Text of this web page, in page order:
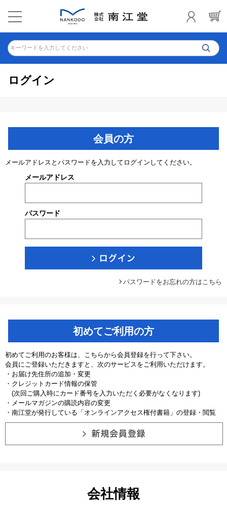
キーワードを入力してください
ログイン
会員の方
メールアドレスとパスワードを入力してログインしてください。
メールアドレス
パスワード
パスワードをお忘れの方はこちら
初めてご利用の方
初めてご利用のお客様は、こちらから会員登録を行って下さい。
会員にご登録いただきますと、次のサービスをご利用いただけます。
・お届け先住所の追加・変更
・クレジットカード情報の保管
(次回ご購入時にカード番号を入力いただく必要がなくなります)
・メールマガジンの購読内容の変更
・南江堂が発行している「オンラインアクセス権付書籍」の登録・閲覧
会社情報